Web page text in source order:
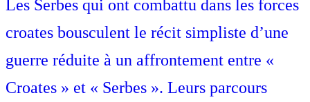
Les Serbes qui ont combattu dans les forces
croates bousculent le récit simpliste d’une
guerre réduite à un affrontement entre «
Croates » et « Serbes ». Leurs parcours